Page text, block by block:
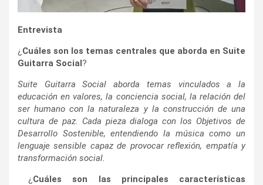
Entrevista
¿ Cuáles son los temas centrales que aborda en Suite
Guitarra Social?
Suite Guitarra Social aborda temas vinculados a la
educación en valores, la conciencia social, la relación del
ser humano con la naturaleza y la construcción de una
cultura de paz. Cada pieza dialoga con los Objetivos de
Desarrollo Sostenible, entendiendo la música como un
lenguaje sensible capaz de provocar reflexión, empatía y
transformación social.
¿ Cuáles son las principales características